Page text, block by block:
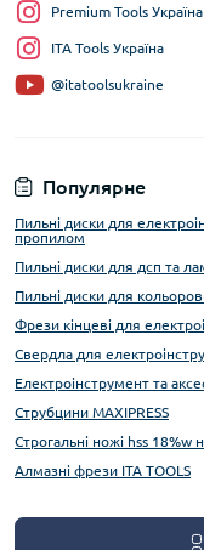
Популярне
Пильні диски для
пропилом
Пильні диски для дсп та
Пильні диски для
Фрези кінцеві для
Свердла для
Електроінструмент та
Струбцини MAXIPRESS
Строгальні ножі hss 18%w
Алмазні фрези ITA TOOLS
Premium Tools Україна
ITA Tools Україна
@itatoolsukraine